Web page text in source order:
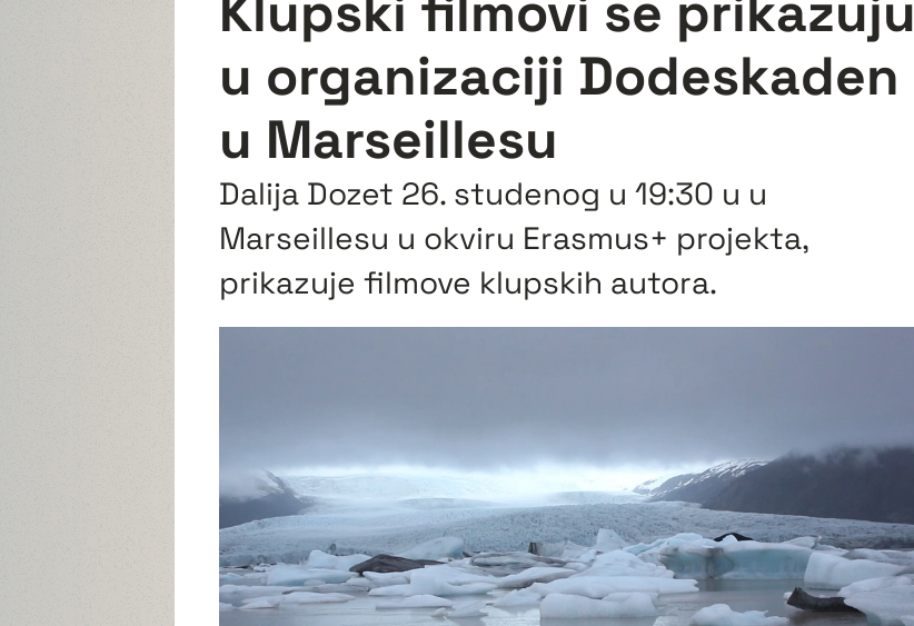
u organizaciji Dodeskaden
u Marseillesu
Dalija Dozet 26. studenog u 19:30 u u
Marseillesu u okviru Erasmus+ projekta,
prikazuje filmove klupskih autora.